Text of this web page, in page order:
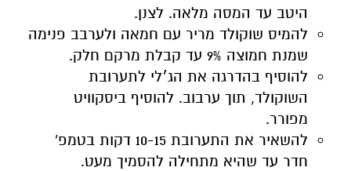
היטב עד המסה מלאה. לצנן.
להמיס שוקולד מריר עם חמאה ולערבב פנימה
שמנת חמוצה 9% עד קבלת מרקם חלק.
להוסיף בהדרגה את הג׳לי לתערובת
השוקולד, תוך ערבוב. להוסיף ביסקוויט
מפורר.
להשאיר את התערובת 10-15 דקות בטמפ'
חדר עד שהיא מתחילה להסמיך מעט.